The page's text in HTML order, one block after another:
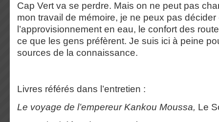
Cap Vert va se perdre. Mais on ne peut pas
mon travail de mémoire, je ne peux pas
l’approvisionnement en eau, le confort des
ce que les gens préfèrent. Je suis ici à peine
sources de la connaissance.
Livres référés dans l’entretien :
Le voyage de l’empereur Kankou Moussa, Le